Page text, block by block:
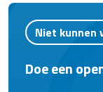
een
collega's
Niet kunnen
Doe een